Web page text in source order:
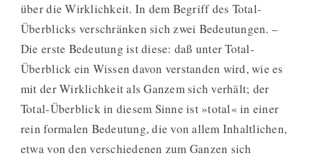
über die Wirklichkeit. In dem Begriff des Total-
Überblicks verschränken sich zwei Bedeutungen. –
Die erste Bedeutung ist diese: daß unter Total-
Überblick ein Wissen davon verstanden wird, wie es
mit der Wirklichkeit als Ganzem sich verhält; der
Total-Überblick in diesem Sinne ist »total« in einer
rein formalen Bedeutung, die von allem Inhaltlichen,
etwa von den verschiedenen zum Ganzen sich